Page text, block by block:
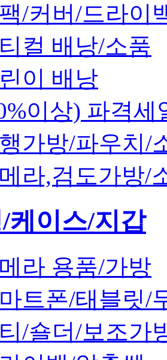
/커버/드라이
컬 배낭/소품
이 배낭
이상) 파격세
가방/파우치/
라,검도가방/
케이스/지갑
라 용품/가방
트폰/태블릿/
/숄더/보조가